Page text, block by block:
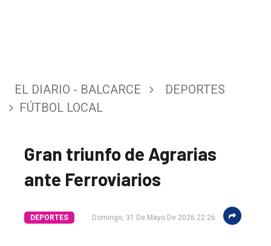
EL DIARIO - BALCARCE
DEPORTES
FÚTBOL LOCAL
Gran triunfo de Agrarias
ante Ferroviarios
DEPORTES Domingo, 31 De Mayo De 2026 22:26